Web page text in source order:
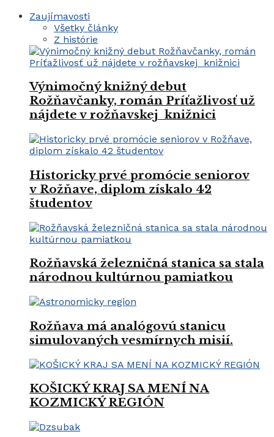
Zaujímavosti
Všetky články
Z histórie
Výnimočný knižný debut
Rožňavčanky, román Príťažlivosť už
nájdete v rožňavskej knižnici
Historicky prvé promócie seniorov
v Rožňave, diplom získalo 42
študentov
Rožňavská železničná stanica sa stala
národnou kultúrnou pamiatkou
Rožňava má analógovú stanicu
simulovaných vesmírnych misií.
KOŠICKÝ KRAJ SA MENÍ NA
KOZMICKÝ REGIÓN